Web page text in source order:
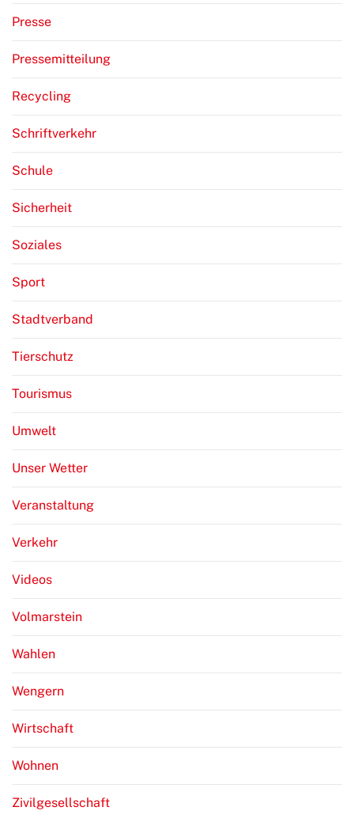
Presse
Pressemitteilung
Recycling
Schriftverkehr
Schule
Sicherheit
Soziales
Sport
Stadtverband
Tierschutz
Tourismus
Umwelt
Unser Wetter
Veranstaltung
Verkehr
Videos
Volmarstein
Wahlen
Wengern
Wirtschaft
Wohnen
Zivilgesellschaft